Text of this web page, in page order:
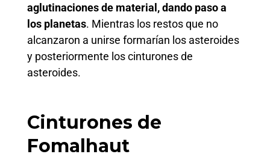
aglutinaciones de material, dando paso a
los planetas. Mientras los restos que no
alcanzaron a unirse formarían los asteroides
y posteriormente los cinturones de
asteroides.
Cinturones de
Fomalhaut